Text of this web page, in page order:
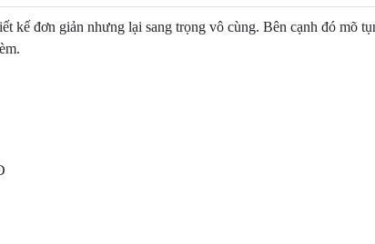
kế đơn giản nhưng lại sang trọng vô cùng. Bên cạnh đó mõ